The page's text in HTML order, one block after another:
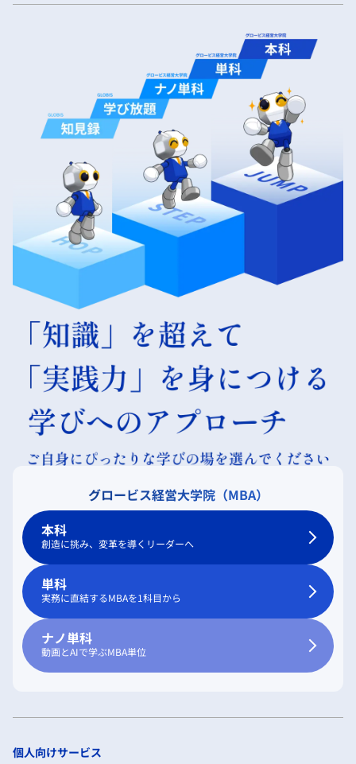
グロービス経営大学院（MBA）
本科
創造に挑み、変革を導くリーダーへ
単科
実務に直結するMBAを1科目から
ナノ単科
動画とAIで学ぶMBA単位
個人向けサービス